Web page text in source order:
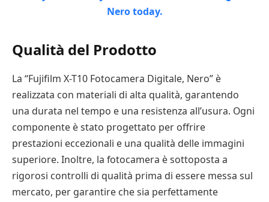
Qualità del Prodotto
La “Fujifilm X-T10 Fotocamera Digitale, Nero” è
realizzata con materiali di alta qualità, garantendo
una durata nel tempo e una resistenza all’usura. Ogni
componente è stato progettato per offrire
prestazioni eccezionali e una qualità delle immagini
superiore. Inoltre, la fotocamera è sottoposta a
rigorosi controlli di qualità prima di essere messa sul
mercato, per garantire che sia perfettamente